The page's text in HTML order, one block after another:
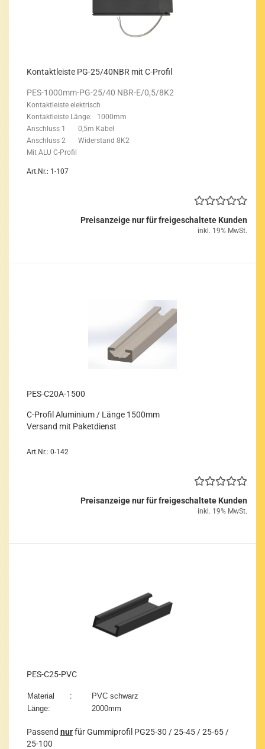
Kon­takt­leis­te PG-25/40NBR mit C-​Pro­fil
PES-​1000mm-PG-25/40 NBR-E/0,5/8K2
Kon­takt­leis­te elek­trisch
Kon­takt­leis­te Länge: 1000mm
An­schluss 1 0,5m Kabel
An­schluss 2 Wi­der­stand 8K2
Mit ALU C-​Profil
Art.Nr.: 1-107
Preisanzeige nur für freigeschaltete Kunden
inkl. 19% MwSt.
PES-​C20A-​1500
C-​Pro­fil Alu­mi­ni­um / Länge 1500mm
Ver­sand mit Pa­ket­dienst
Art.Nr.: 0-142
Preisanzeige nur für freigeschaltete Kunden
inkl. 19% MwSt.
PES-​C25-​PVC
Ma­te­ri­al :
PVC schwarz
Länge:
2000mm
Pas­send nurfür Gum­mi­pro­fil PG25-​30 / 25-45 / 25-65 /
25-​100